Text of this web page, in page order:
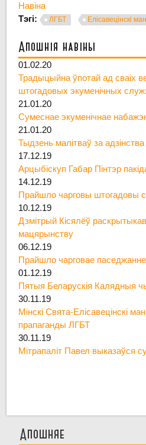
Навіна
Тэгі:
ЛГБТ Елісавецінскі
Апошнія навіны
01.02.20
Традыцыйна ўпотай ад сваіх
штогадовых экуменічных
21.01.20
Сумеснае экуменічнае
21.01.20
Тыдзень малітваў за
17.12.19
Арцыбіскуп Габар Пінтэр
14.12.19
Прайшло чарговы штогадовы
10.12.19
Дзмітрый Кісялёў
мацярынству
06.12.19
Прайшло чарговае
01.12.19
Пятыя Беларускія Калядныя
30.11.19
Мінскі Свята-Елісавецінскі
прапаганды ЛГБТ
30.11.19
Мітрапаліт Павел выказаўся
Апошняе